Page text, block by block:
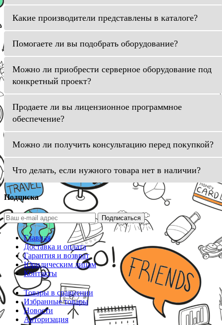
Какие производители представлены в каталоге?
Помогаете ли вы подобрать оборудование?
Можно ли приобрести серверное оборудование под
конкретный проект?
Продаете ли вы лицензионное программное
обеспечение?
Можно ли получить консультацию перед покупкой?
Что делать, если нужного товара нет в наличии?
Подписка
Подписаться
Главная
Доставка и оплата
Гарантия и возврат
Юридическим лицам
Контакты
Товары в сравнении
Избранные товары
Новости
Авторизация